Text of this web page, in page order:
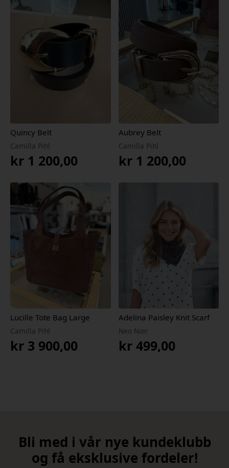
Quincy Belt
Camilla Pihl
kr 1 200,00
Aubrey Belt
Camilla Pihl
kr1 200,00
Lucille Tote Bag Large
Camilla Pihl
kr 3 900,00
Adelina Paisley Knit Scarf
Neo Noir
kr499,00
Bli med i vår nye kundeklubb
og få eksklusive fordeler!